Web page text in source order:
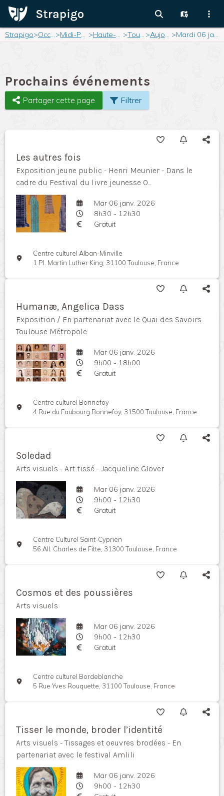
Strapigo> Occitanie> Midi-Pyrénées > Haute-Garonne > Toulouse > Aujourd'hui > Mardi 06 janvier 2026
Prochains événements
Partager cette page Filtrer
Les autres fois
Exposition jeune public - Henri Meunier - Dans le
cadre du Festival du livre jeunesse O...
Mar 06 janv. 2026
8h30 - 12h30
Gratuit
Centre culturel Alban-Minville
1 Pl. Martin Luther King, 31100 Toulouse, France
Humanæ, Angelica Dass
Exposition / En partenariat avec le Quai des Savoirs
Toulouse Métropole
Mar 06 janv. 2026
9h00 - 18h00
Gratuit
Centre culturel Bonnefoy
4 Rue du Faubourg Bonnefoy, 31500 Toulouse, France
Soledad
Arts visuels - Art tissé - Jacqueline Glover
Mar 06 janv. 2026
9h00 - 12h30
Gratuit
Centre Culturel Saint-Cyprien
56 All. Charles de Fitte, 31300 Toulouse, France
Cosmos et des poussières
Arts visuels
Mar 06 janv. 2026
9h00 - 12h30
Gratuit
Centre culturel Bordeblanche
5 Rue Yves Rouquette, 31100 Toulouse, France
Tisser le monde, broder l’identité
Arts visuels - Tissages et oeuvres brodées - En
partenariat avec le festival Amlili
Mar 06 janv. 2026
9h00 - 12h30